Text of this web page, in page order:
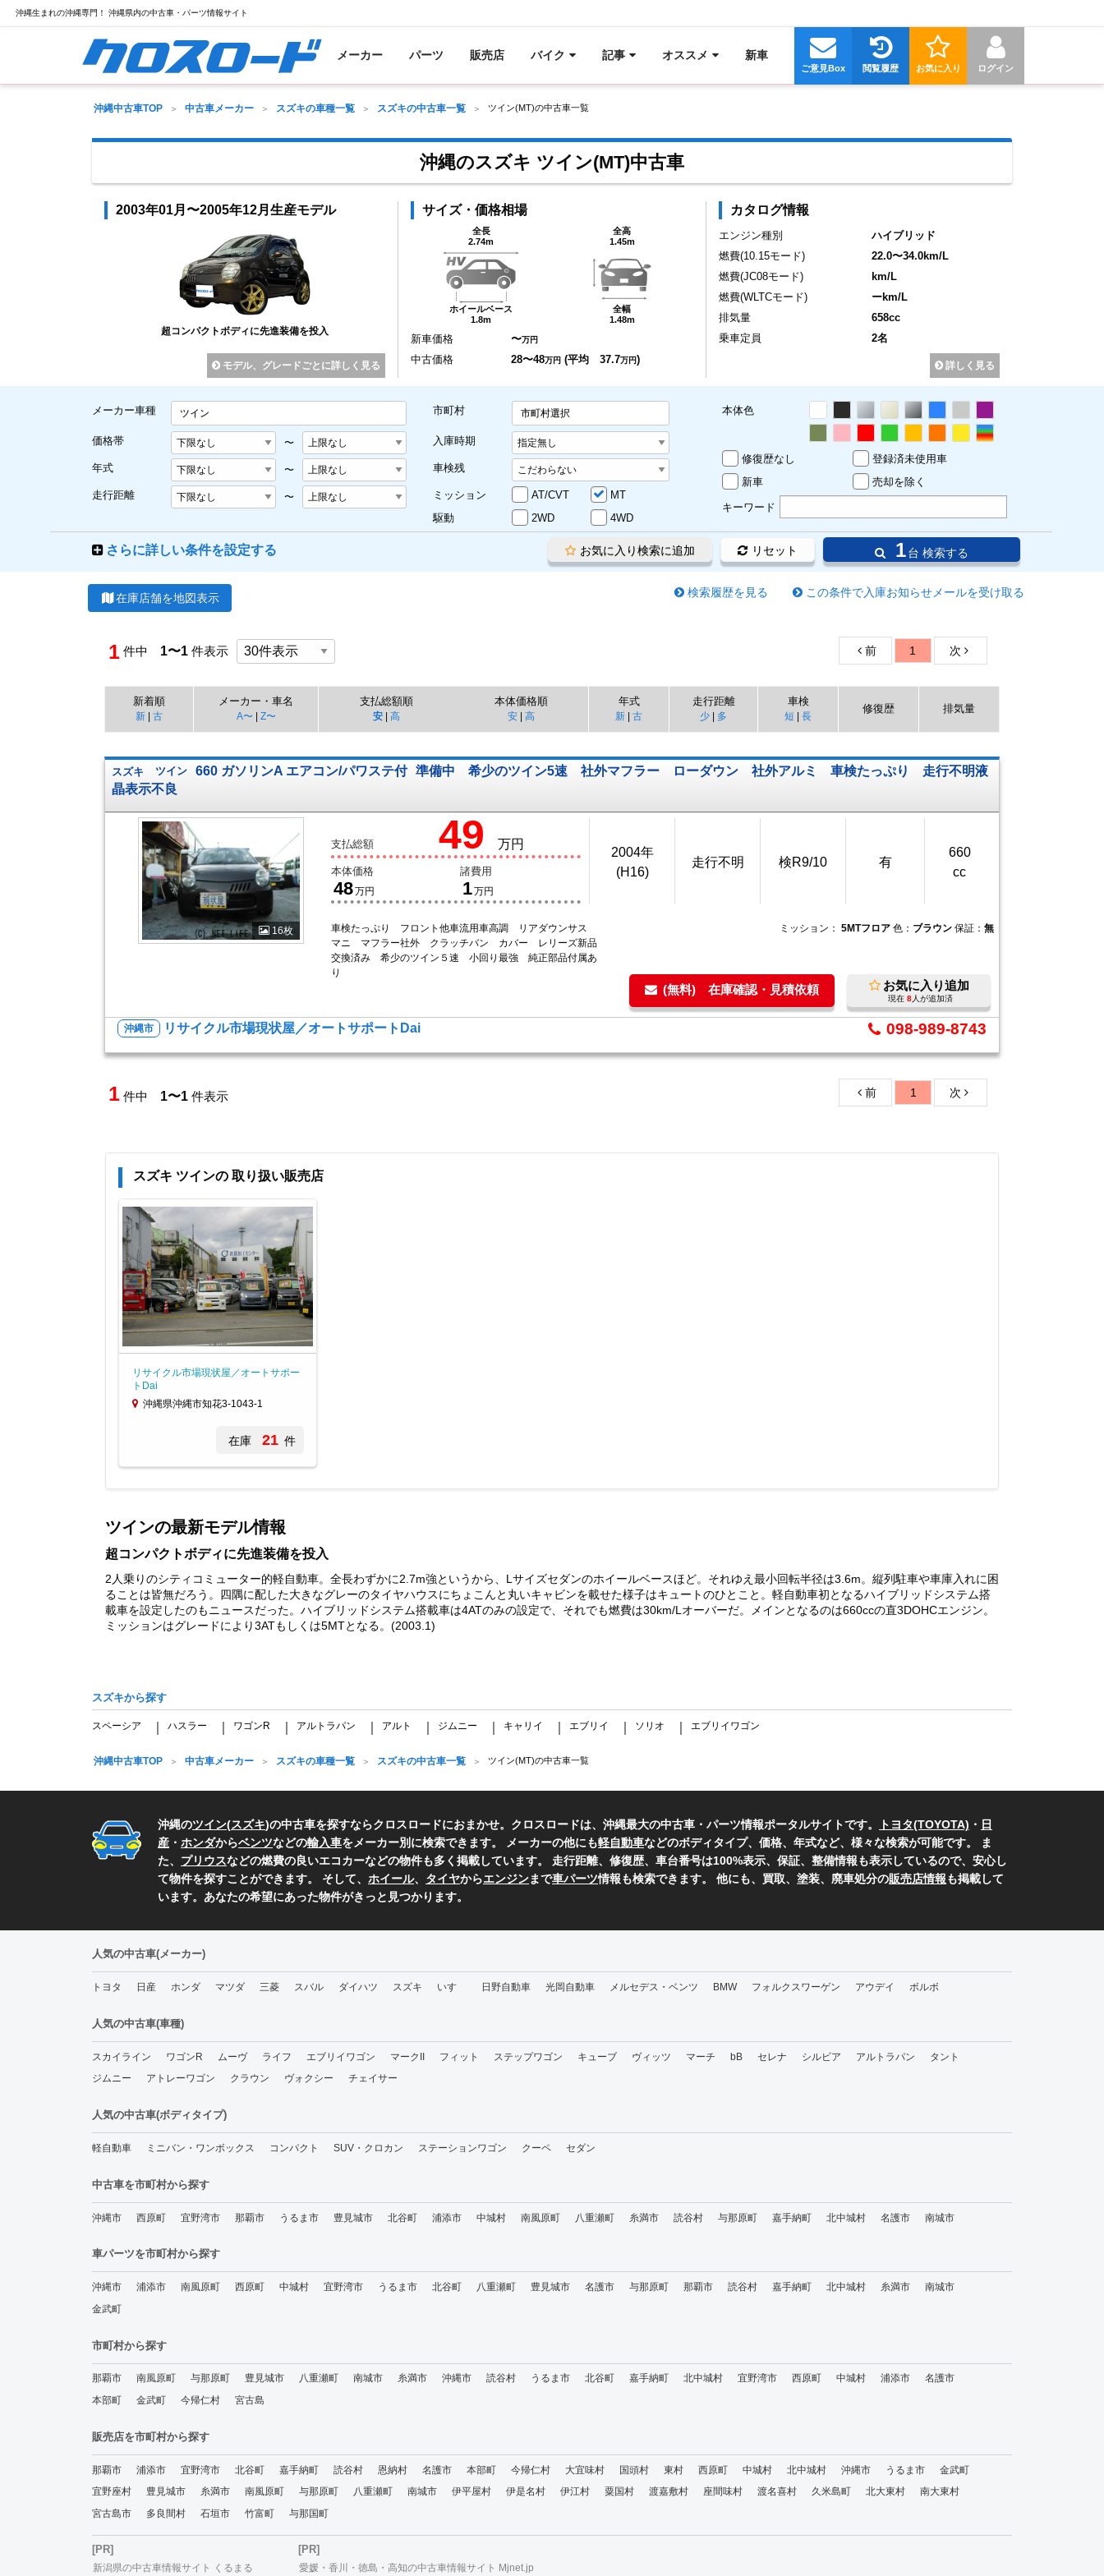
沖縄生まれの沖縄専門！ 沖縄県内の中古車・パーツ情報サイト
メーカー パーツ 販売店 バイク 記事 オススメ 新車
ログイン
お気に入り
閲覧履歴
ご意見Box
沖縄中古車TOP 中古車メーカー スズキの車種一覧 スズキの中古車一覧 ツイン(MT)の中古車一覧
沖縄のスズキ ツイン(MT)中古車
2003年01月〜2005年12月生産モデル
超コンパクトボディに先進装備を投入
モデル、グレードごとに詳しく見る
サイズ・価格相場
全長
2.74m
ホイールベース
1.8m
全高
1.45m
全幅
1.48m
新車価格 〜万円
中古価格 28〜48万円 (平均 37.7万円)
カタログ情報
エンジン種別
ハイブリッド
燃費(10.15モード)
22.0〜34.0km/L
燃費(JC08モード)
km/L
燃費(WLTCモード)
ーkm/L
排気量
658cc
乗車定員
2名
詳しく見る
メーカー車種 ツイン
価格帯 〜
年式 〜
走行距離 〜
市町村 市町村選択
入庫時期
車検残
ミッション AT/CVT
MT
駆動
2WD 4WD
本体色
修復歴なし
登録済未使用車
新車
売却を除く
キーワード
さらに詳しい条件を設定する 1台 検索する
リセット
お気に入り検索に追加
在庫店舗を地図表示 この条件で入庫お知らせメールを受け取る
検索履歴を見る
1 件中 1〜1 件表示 前 1 次
新着順
新 | 古
メーカー・車名
A〜| Z〜
支払総額順
安| 高
本体価格順
安| 高
年式
新 | 古
走行距離
少 | 多
車検
短 | 長
修復歴 排気量
スズキ ツイン 660 ガソリンA エアコン/パワステ付 準備中 希少のツイン5速 社外マフラー ローダウン 社外アルミ 車検たっぷり 走行不明液
晶表示不良
16枚
支払総額 49 万円
本体価格
48万円
諸費用
1万円
2004年
(H16)
走行不明 検R9/10 有
660
cc
車検たっぷり フロント他車流用車高調 リアダウンサス
マニ マフラー社外 クラッチバン カバー レリーズ新品
交換済み 希少のツイン５速 小回り最強 純正部品付属あ
り
ミッション： 5MTフロア 色： ブラウン 保証： 無
(無料) 在庫確認・見積依頼 お気に入り追加
現在 8人が追加済
沖縄市 リサイクル市場現状屋／オートサポートDai 098-989-8743
1 件中 1〜1 件表示 前 1 次
スズキ ツインの 取り扱い販売店
リサイクル市場現状屋／オートサポー
トDai
沖縄県沖縄市知花3-1043-1
在庫 21 件
1
ツインの最新モデル情報
超コンパクトボディに先進装備を投入
2人乗りのシティコミューター的軽自動車。全長わずかに2.7m強というから、Lサイズセダンのホイールベースほど。それゆえ最小回転半径は3.6m。縦列駐車や車庫入れに困
ることは皆無だろう。四隅に配した大きなグレーのタイヤハウスにちょこんと丸いキャビンを載せた様子はキュートのひとこと。軽自動車初となるハイブリッドシステム搭
載車を設定したのもニュースだった。ハイブリッドシステム搭載車は4ATのみの設定で、それでも燃費は30km/Lオーバーだ。メインとなるのは660ccの直3DOHCエンジン。
ミッションはグレードにより3ATもしくは5MTとなる。(2003.1)
スズキから探す
スペーシア ハスラー ワゴンR アルトラパン アルト ジムニー キャリイ エブリイ ソリオ エブリイワゴン
沖縄中古車TOP 中古車メーカー スズキの車種一覧 スズキの中古車一覧 ツイン(MT)の中古車一覧
沖縄のツイン(スズキ)の中古車を探すならクロスロードにおまかせ。クロスロードは、沖縄最大の中古車・パーツ情報ポータルサイトです。 トヨタ(TOYOTA) ・ 日
産 ・ ホンダからベンツなどの輸入車をメーカー別に検索できます。 メーカーの他にも軽自動車などのボディタイプ、価格、年式など、様々な検索が可能です。 ま
た、 プリウスなどの燃費の良いエコカーなどの物件も多く掲載しています。 走行距離、修復歴、車台番号は100%表示、保証、整備情報も表示しているので、安心し
て物件を探すことができます。 そして、 ホイール、 タイヤからエンジンまで車パーツ情報も検索できます。 他にも、買取、塗装、廃車処分の販売店情報も掲載して
います。あなたの希望にあった物件がきっと見つかります。
人気の中古車(メーカー)
トヨタ 日産 ホンダ マツダ 三菱 スバル ダイハツ スズキ いすゞ 日野自動車 光岡自動車 メルセデス・ベンツ BMW フォルクスワーゲン アウデイ ボルボ
人気の中古車(車種)
スカイライン ワゴンR ムーヴ ライフ エブリイワゴン マークII フィット ステップワゴン キューブ ヴィッツ マーチ bB セレナ シルビア アルトラパン
タント
ジムニー
アトレーワゴン クラウン ヴォクシー チェイサー
人気の中古車(ボディタイプ)
軽自動車 ミニバン・ワンボックス コンパクト SUV・クロカン ステーションワゴン クーペ セダン
中古車を市町村から探す
沖縄市 西原町 宜野湾市 那覇市 うるま市 豊見城市 北谷町 浦添市 中城村 南風原町 八重瀬町 糸満市 読谷村 与那原町 嘉手納町 北中城村 名護市 南城市
車パーツを市町村から探す
沖縄市 浦添市 南風原町 西原町 中城村 宜野湾市 うるま市 北谷町 八重瀬町 豊見城市 名護市 与那原町 那覇市 読谷村 嘉手納町 北中城村 糸満市
南城市
金武町
市町村から探す
那覇市 南風原町 与那原町 豊見城市 八重瀬町 南城市 糸満市 沖縄市 読谷村 うるま市 北谷町 嘉手納町 北中城村 宜野湾市 西原町 中城村 浦添市
名護市
本部町
金武町 今帰仁村 宮古島
販売店を市町村から探す
那覇市 浦添市 宜野湾市 北谷町 嘉手納町 読谷村 恩納村 名護市 本部町 今帰仁村 大宜味村 国頭村 東村 西原町 中城村 北中城村 沖縄市 うるま市
金武町
宜野座村
豊見城市 糸満市 南風原町 与那原町 八重瀬町 南城市 伊平屋村 伊是名村 伊江村 粟国村 渡嘉敷村 座間味村 渡名喜村 久米島町 北大東村
南大東村
宮古島市
多良間村 石垣市 竹富町 与那国町
[PR]
新潟県の中古車情報サイト くるまる
[PR]
愛媛・香川・徳島・高知の中古車情報サイト Mjnet.jp